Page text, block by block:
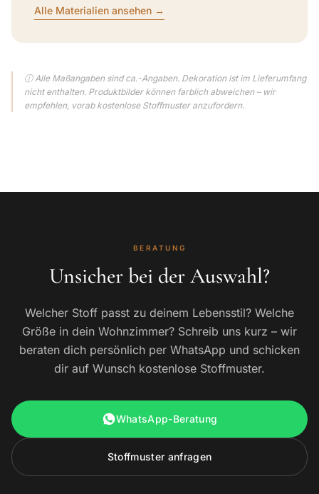
Alle Materialien ansehen →
ⓘ Alle Maßangaben sind ca.-Angaben. Dekoration ist im Lieferumfang
nicht enthalten. Produktbilder können farblich abweichen – wir
empfehlen, vorab kostenlose Stoffmuster anzufordern.
BERATUNG
Unsicher bei der Auswahl?
Welcher Stoff passt zu deinem Lebensstil? Welche
Größe in dein Wohnzimmer? Schreib uns kurz – wir
beraten dich persönlich per WhatsApp und schicken
dir auf Wunsch kostenlose Stoffmuster.
WhatsApp-Beratung
Stoffmuster anfragen